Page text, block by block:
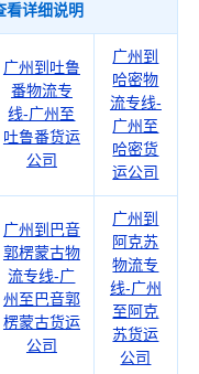
看详细说明
广州到吐鲁
番物流专
线-广州至
吐鲁番货运
公司
广州到
哈密物
流专线-
广州至
哈密货
运公司
广州到巴音
郭楞蒙古物
流专线-广
州至巴音郭
楞蒙古货运
公司
广州到
阿克苏
物流专
线-广州
至阿克
苏货运
公司